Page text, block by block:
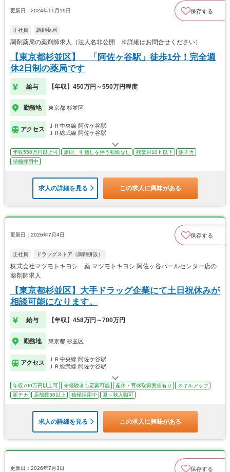
更新日：2024年11月19日 保存する
正社員 調剤薬局
調剤薬局の薬剤師求人（法人名非公開 ※詳細はお問合せください）
【東京都杉並区】 「阿佐ヶ谷駅」徒歩1分！完全週
休2日制の薬局です
給与 【年収】450万円～550万円程度
勤務地 東京都 杉並区
アクセス
ＪＲ中央線 阿佐ケ谷駅
ＪＲ総武線 阿佐ケ谷駅
年収550万円以上可 原則、引越しを伴う転勤なし 残業月10ｈ以下
駅チカ
積極採用中
求人の詳細を見る この求人に興味がある
更新日：2026年7月4日 保存する
正社員 ドラッグストア（調剤併設）
株式会社マツモトキヨシ 薬 マツモトキヨシ 阿佐ヶ谷パールセンター店の
薬剤師求人
【東京都杉並区】大手ドラッグ企業にて土日祝休みが
相談可能になります。
給与 【年収】458万円～700万円
勤務地 東京都 杉並区
アクセス
ＪＲ中央線 阿佐ケ谷駅
ＪＲ総武線 阿佐ケ谷駅
年収700万円以上可 未経験者も応募可能 産休・育休取得実績有り
スキルアップ
駅チカ
店舗数30以上 積極採用中 夏～秋入職可
求人の詳細を見る この求人に興味がある
更新日：2026年7月3日 保存する